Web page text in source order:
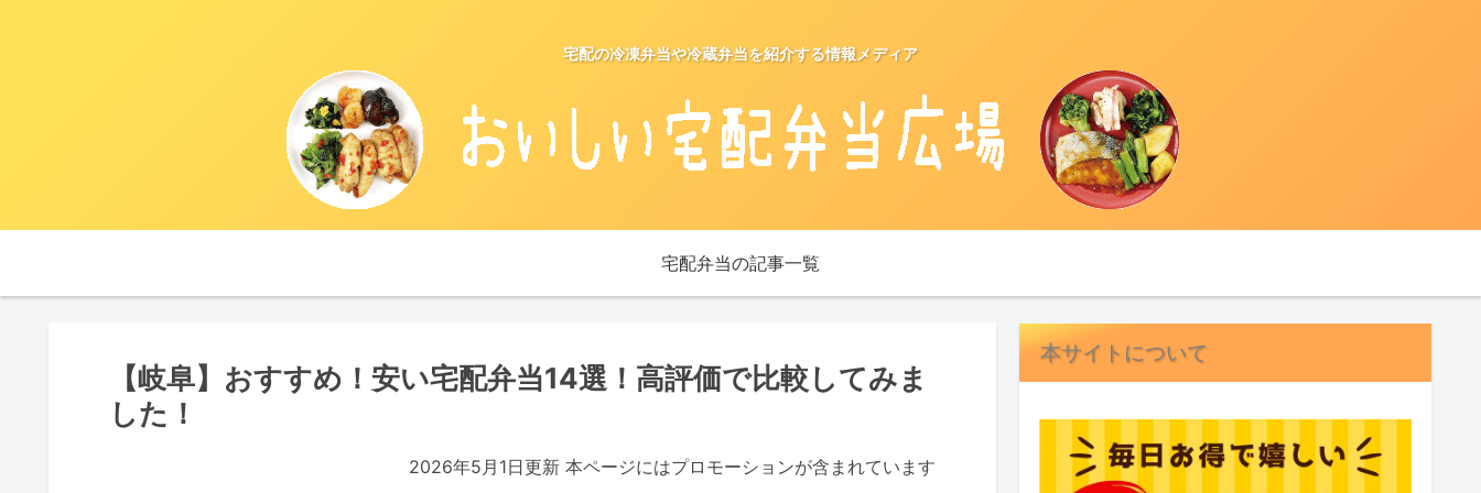
宅配の冷凍弁当や冷蔵弁当を紹介する情報メディア
宅配弁当の記事一覧
【岐阜】おすすめ！安い宅配弁当14選！高評価で比較してみま
した！
2026年5月1日更新 本ページにはプロモーションが含まれています
本サイトについて